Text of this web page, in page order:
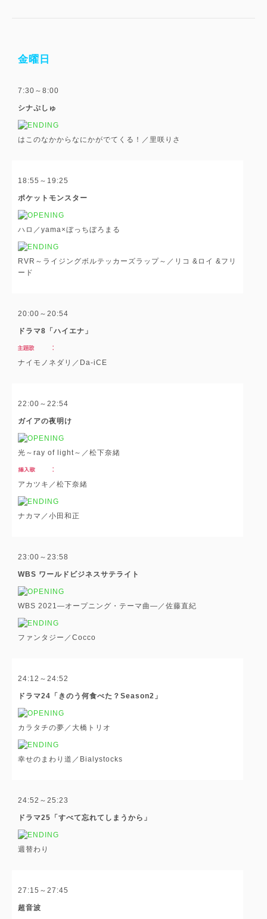
金曜日
7:30～8:00
シナぷしゅ
はこのなかからなにかがでてくる！／里咲りさ
18:55～19:25
ポケットモンスター
ハロ／yama×ぼっちぼろまる
RVR～ライジングボルテッカーズラップ～／リコ &ロイ &フリ
ード
20:00～20:54
ドラマ8「ハイエナ」
ナイモノネダリ／Da-iCE
22:00～22:54
ガイアの夜明け
光～ray of light～／松下奈緒
アカツキ／松下奈緒
ナカマ／小田和正
23:00～23:58
WBS ワールドビジネスサテライト
WBS 2021―オープニング・テーマ曲―／佐藤直紀
ファンタジー／Cocco
24:12～24:52
ドラマ24「きのう何食べた？Season2」
カラタチの夢／大橋トリオ
幸せのまわり道／Bialystocks
24:52～25:23
ドラマ25「すべて忘れてしまうから」
週替わり
27:15～27:45
超音波